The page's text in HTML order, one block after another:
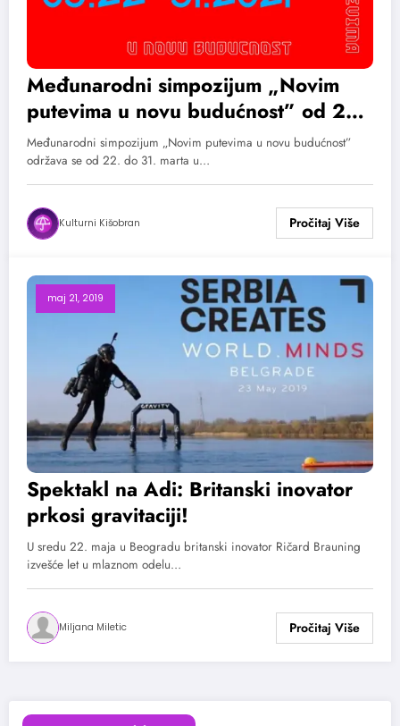
Međunarodni simpozijum „Novim
putevima u novu budućnost” od 22.
do 31. marta
Međunarodni simpozijum „Novim putevima u novu budućnost”
održava se od 22. do 31. marta u…
Kulturni Kišobran
maj 21, 2019
Spektakl na Adi: Britanski inovator
prkosi gravitaciji!
U sredu 22. maja u Beogradu britanski inovator Ričard Brauning
izvešće let u mlaznom odelu…
Miljana Miletic